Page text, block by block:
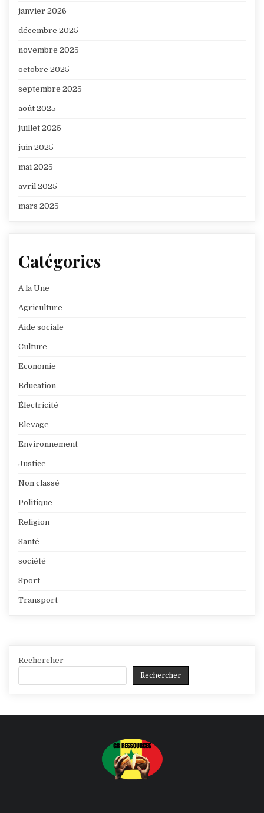
janvier 2026
décembre 2025
novembre 2025
octobre 2025
septembre 2025
août 2025
juillet 2025
juin 2025
mai 2025
avril 2025
mars 2025
Catégories
A la Une
Agriculture
Aide sociale
Culture
Economie
Education
Électricité
Elevage
Environnement
Justice
Non classé
Politique
Religion
Santé
société
Sport
Transport
Rechercher
Rechercher